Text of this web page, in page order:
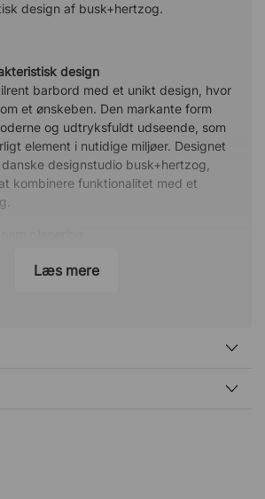
design af busk+hertzog.
design
barbord med et unikt design, hvor
et ønskeben. Den markante form
og udtryksfuldt udseende, som
element i nutidige miljøer. Designet
designstudio busk+hertzog,
kombinere funktionalitet med et
Konstruktionen gør det muligt
valg til moderne kontorer,
Læs mere